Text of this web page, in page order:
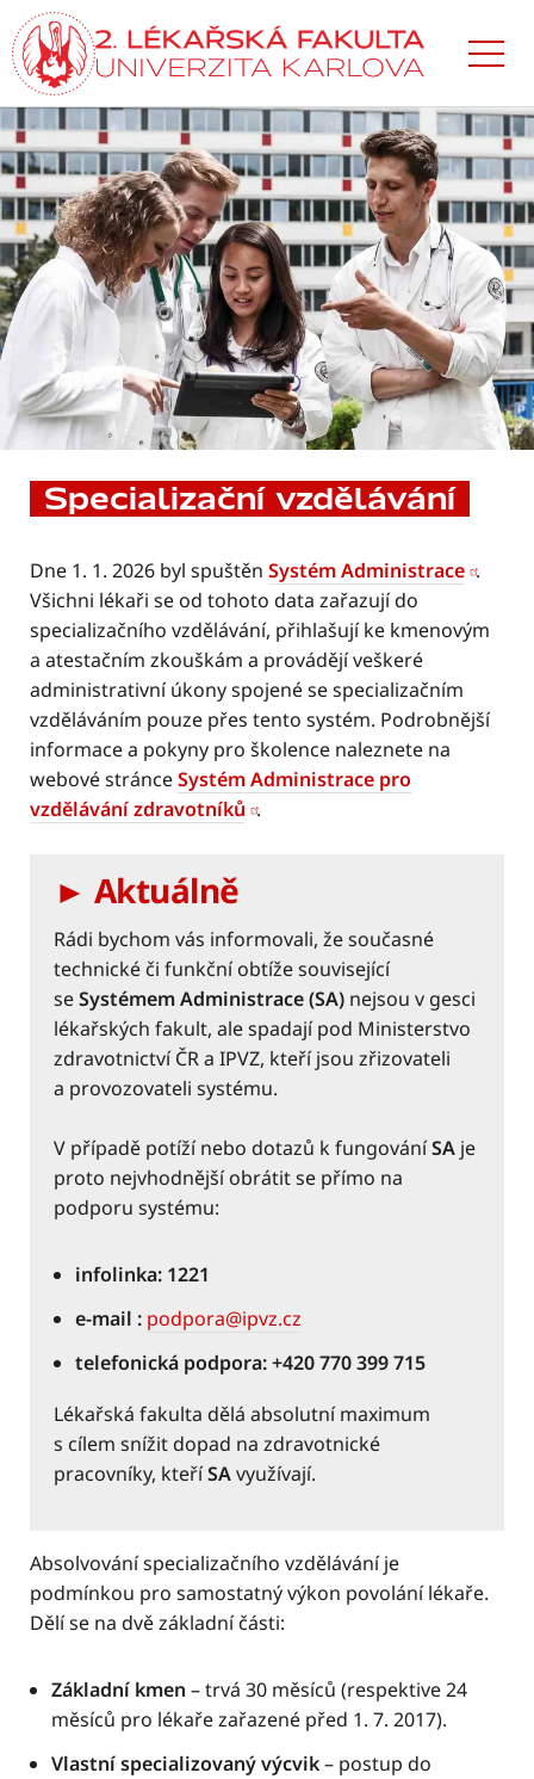
Přejít
k hlavnímu
obsahu
Specializační vzdělávání
Dne 1. 1. 2026 byl spuštěn Systém Administrace .
Všichni lékaři se od tohoto data zařazují do
specializačního vzdělávání, přihlašují ke kmenovým
a atestačním zkouškám a provádějí veškeré
administrativní úkony spojené se specializačním
vzděláváním pouze přes tento systém. Podrobnější
informace a pokyny pro školence naleznete na
webové stránceSystém Administrace pro
vzdělávání zdravotníků .
► Aktuálně
Rádi bychom vás informovali, že současné
technické či funkční obtíže související
seSystémem Administrace(SA) nejsou v gesci
lékařských fakult, ale spadají pod Ministerstvo
zdravotnictví ČR a IPVZ, kteří jsou zřizovateli
a provozovateli systému.
V případě potíží nebo dotazů k fungováníSA je
proto nejvhodnější obrátit se přímo na
podporu systému:
infolinka: 1221
e-mail : podpora@ipvz.cz
telefonická podpora: +420 770 399 715
Lékařská fakulta dělá absolutní maximum
s cílem snížit dopad na zdravotnické
pracovníky, kteříSAvyužívají.
Absolvování specializačního vzdělávání je
podmínkou pro samostatný výkon povolání lékaře.
Dělí se na dvě základní části:
Základní kmen – trvá 30 měsíců (respektive 24
měsíců pro lékaře zařazené před 1. 7. 2017).
Vlastní specializovaný výcvik– postup do